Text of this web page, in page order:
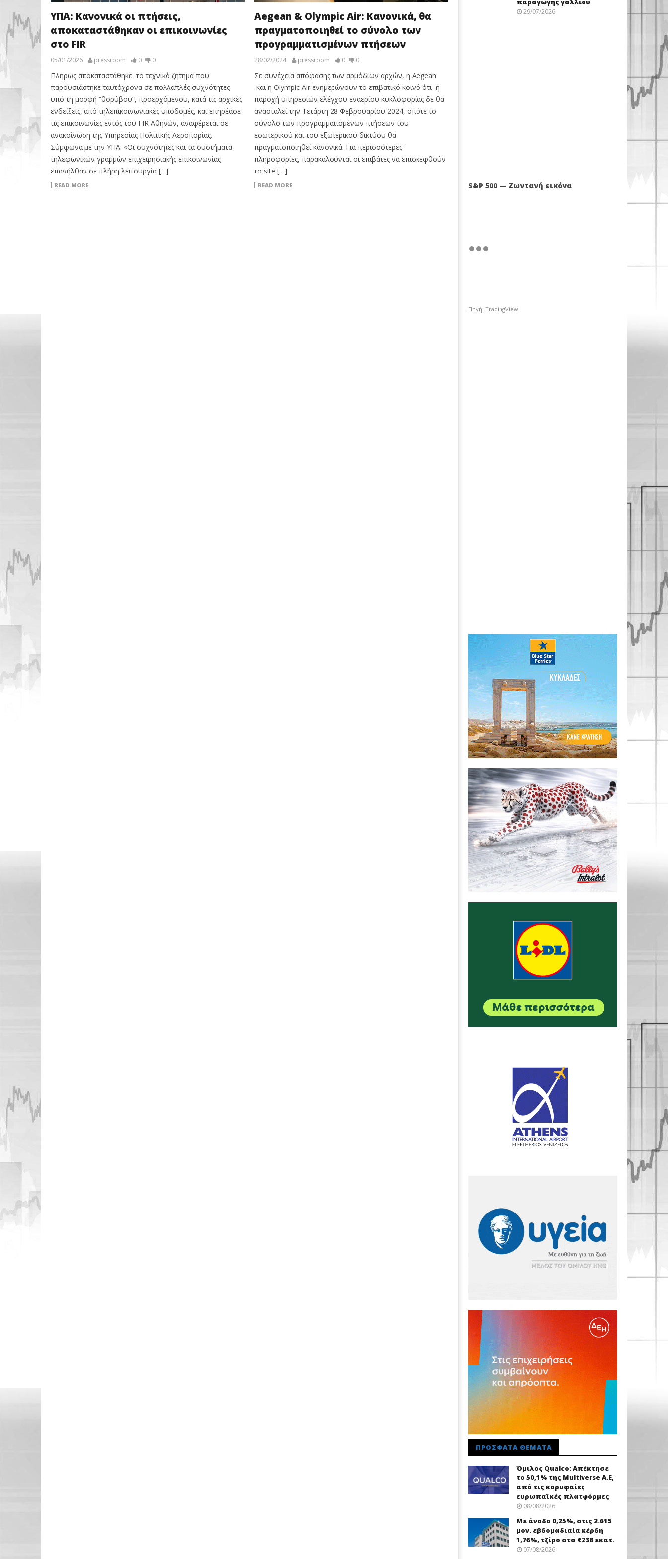
ΥΠΑ: Κανονικά οι πτήσεις,
αποκαταστάθηκαν οι επικοινωνίες
στο FIR
05/01/2026 pressroom 0 0
Πλήρως αποκαταστάθηκε το τεχνικό ζήτημα που
παρουσιάστηκε ταυτόχρονα σε πολλαπλές συχνότητες
υπό τη μορφή “θορύβου”, προερχόμενου, κατά τις αρχικές
ενδείξεις, από τηλεπικοινωνιακές υποδομές, και επηρέασε
τις επικοινωνίες εντός του FIR Αθηνών, αναφέρεται σε
ανακοίνωση της Υπηρεσίας Πολιτικής Αεροπορίας.
Σύμφωνα με την ΥΠΑ: «Οι συχνότητες και τα συστήματα
τηλεφωνικών γραμμών επιχειρησιακής επικοινωνίας
επανήλθαν σε πλήρη λειτουργία […]
READ MORE
Aegean & Olympic Air: Κανονικά, θα
πραγματοποιηθεί το σύνολο των
προγραμματισμένων πτήσεων
28/02/2024 pressroom 0 0
Σε συνέχεια απόφασης των αρμόδιων αρχών, η Aegean
και η Olympic Air ενημερώνουν το επιβατικό κοινό ότι η
παροχή υπηρεσιών ελέγχου εναερίου κυκλοφορίας δε θα
ανασταλεί την Τετάρτη 28 Φεβρουαρίου 2024, οπότε το
σύνολο των προγραμματισμένων πτήσεων του
εσωτερικού και του εξωτερικού δικτύου θα
πραγματοποιηθεί κανονικά. Για περισσότερες
πληροφορίες, παρακαλούνται οι επιβάτες να επισκεφθούν
το site […]
READ MORE
παραγωγής γαλλίου
29/07/2026
S&P 500 — Ζωντανή εικόνα
Πηγή: TradingView
ΠΡΌΣΦΑΤΑ ΘΈΜΑΤΑ
Όμιλος Qualco: Απέκτησε
το 50,1% της Multiverse A.E,
από τις κορυφαίες
ευρωπαϊκές πλατφόρμες
08/08/2026
Με άνοδο 0,25%, στις 2.615
μον. εβδομαδιαία κέρδη
1,76%, τζίρο στα €238 εκατ.
07/08/2026